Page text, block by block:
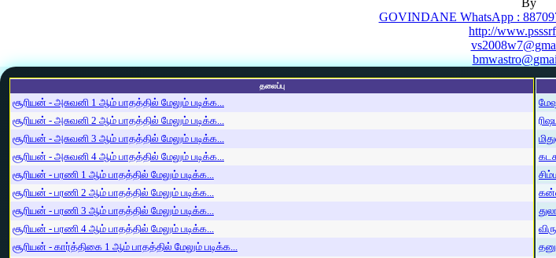
By
GOVINDANE WhatsApp :
http://
தலைப்பு
சூரியன் - அசுவனி 1 ஆம் பாதத்தில் மேலும் படிக்க...
சூரியன் - அசுவனி 2 ஆம் பாதத்தில் மேலும் படிக்க...
சூரியன் - அசுவனி 3 ஆம் பாதத்தில் மேலும் படிக்க...
சூரியன் - அசுவனி 4 ஆம் பாதத்தில் மேலும் படிக்க...
சூரியன் - பரணி 1 ஆம் பாதத்தில் மேலும் படிக்க...
சூரியன் - பரணி 2 ஆம் பாதத்தில் மேலும் படிக்க...
சூரியன் - பரணி 3 ஆம் பாதத்தில் மேலும் படிக்க...
சூரியன் - பரணி 4 ஆம் பாதத்தில் மேலும் படிக்க...
சூரியன் - கார்த்திகை 1 ஆம் பாதத்தில் மேலும் படிக்க...